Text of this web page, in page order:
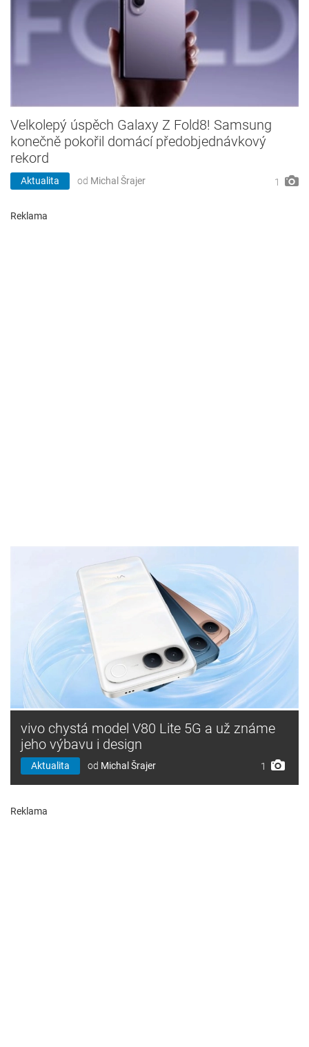
Velkolepý úspěch Galaxy Z Fold8! Samsung
konečně pokořil domácí předobjednávkový
rekord
Aktualita od Michal Šrajer 1
Reklama
vivo chystá model V80 Lite 5G a už známe
jeho výbavu i design
Aktualita od Michal Šrajer 1
Reklama